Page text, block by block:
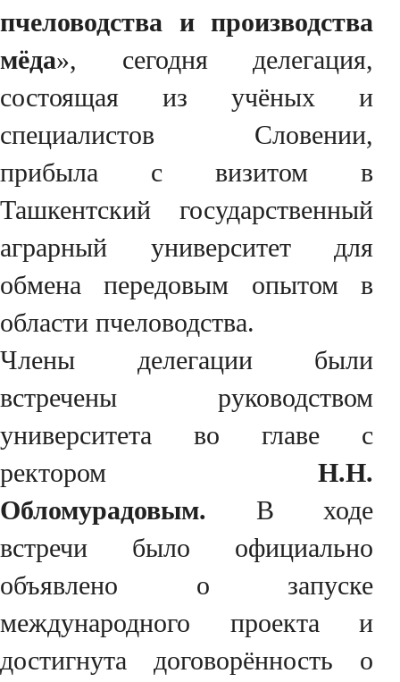
пчеловодства и производства
мёда», сегодня делегация,
состоящая из учёных и
специалистов Словении,
прибыла с визитом в
Ташкентский государственный
аграрный университет для
обмена передовым опытом в
области пчеловодства.
Члены делегации были
встречены руководством
университета во главе с
ректором Н.Н.
Обломурадовым. В ходе
встречи было официально
объявлено о запуске
международного проекта и
достигнута договорённость о